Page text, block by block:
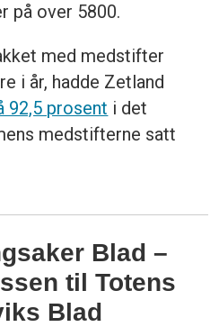
på over 5800.
med medstifter
i år, hadde Zetland
92,5 prosent i det
medstifterne satt
Blad –
til Totens
Blad